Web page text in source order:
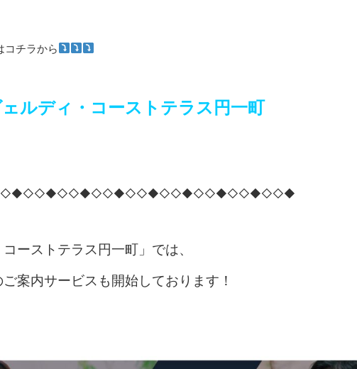
コチラから
ェルディ・コーストテラス円一町
コーストテラス円一町」では、
案内サービスも開始しております！